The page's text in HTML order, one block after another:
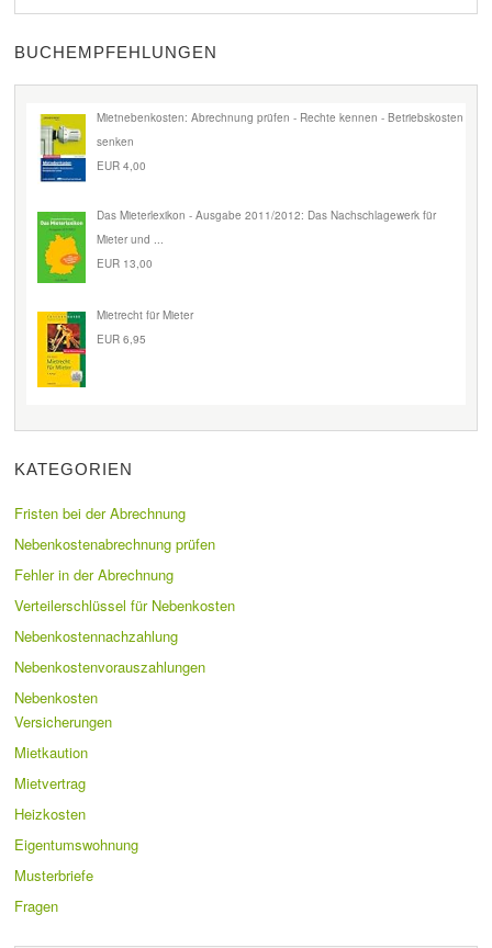
BUCHEMPFEHLUNGEN
Mietnebenkosten: Abrechnung prüfen - Rechte kennen - Betriebskosten
senken
EUR 4,00
Das Mieterlexikon - Ausgabe 2011/2012: Das Nachschlagewerk für
Mieter und ...
EUR 13,00
Mietrecht für Mieter
EUR 6,95
KATEGORIEN
Fristen bei der Abrechnung
Nebenkostenabrechnung prüfen
Fehler in der Abrechnung
Verteilerschlüssel für Nebenkosten
Nebenkostennachzahlung
Nebenkostenvorauszahlungen
Nebenkosten
Versicherungen
Mietkaution
Mietvertrag
Heizkosten
Eigentumswohnung
Musterbriefe
Fragen